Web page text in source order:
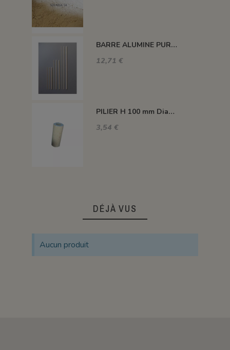
BARRE ALUMINE PURE 1400°C L200 X 2 MM
12,71 €
PILIER H 100 mm Diam.43 mm 1350°C
3,54 €
DÉJÀ VUS
Aucun produit